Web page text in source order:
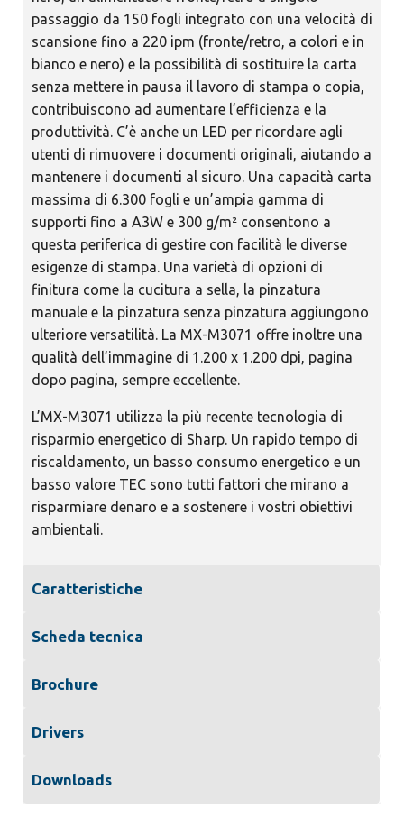
passaggio da 150 fogli integrato con una velocità di
scansione fino a 220 ipm (fronte/retro, a colori e in
bianco e nero) e la possibilità di sostituire la carta
senza mettere in pausa il lavoro di stampa o copia,
contribuiscono ad aumentare l’efficienza e la
produttività. C’è anche un LED per ricordare agli
utenti di rimuovere i documenti originali, aiutando a
mantenere i documenti al sicuro. Una capacità carta
massima di 6.300 fogli e un’ampia gamma di
supporti fino a A3W e 300 g/m² consentono a
questa periferica di gestire con facilità le diverse
esigenze di stampa. Una varietà di opzioni di
finitura come la cucitura a sella, la pinzatura
manuale e la pinzatura senza pinzatura aggiungono
ulteriore versatilità. La MX-M3071 offre inoltre una
qualità dell’immagine di 1.200 x 1.200 dpi, pagina
dopo pagina, sempre eccellente.
L’MX-M3071 utilizza la più recente tecnologia di
risparmio energetico di Sharp. Un rapido tempo di
riscaldamento, un basso consumo energetico e un
basso valore TEC sono tutti fattori che mirano a
risparmiare denaro e a sostenere i vostri obiettivi
ambientali.
Caratteristiche
Scheda tecnica
Brochure
Drivers
Downloads